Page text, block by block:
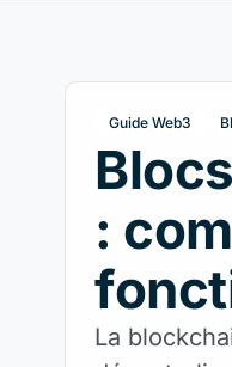
Guide Web3
:
La